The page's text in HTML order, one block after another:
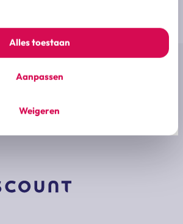
Alles toestaan
Aanpassen
Weigeren
nu in voor onze e-mail
mij in voor de nieuwsbrief